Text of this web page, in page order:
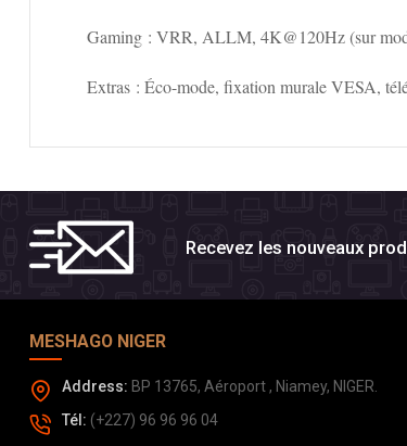
Gaming : VRR, ALLM, 4K@120Hz (sur
Extras : Éco-mode, fixation murale VESA,
Recevez les nouveaux
MESHAGO NIGER
Address: BP 13765, Aéroport , Niamey, NIGER.
Tél: (+227) 96 96 96 04